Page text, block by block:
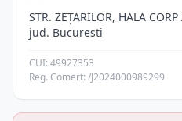
STR. ZEŢARILOR, HALA
jud. Bucuresti
CUI: 49927353
Reg. Comerț: /J2024000989299